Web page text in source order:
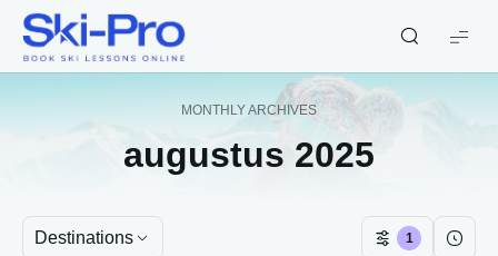
Ski-
Pro
MONTHLY ARCHIVES
augustus 2025
Destinations 1